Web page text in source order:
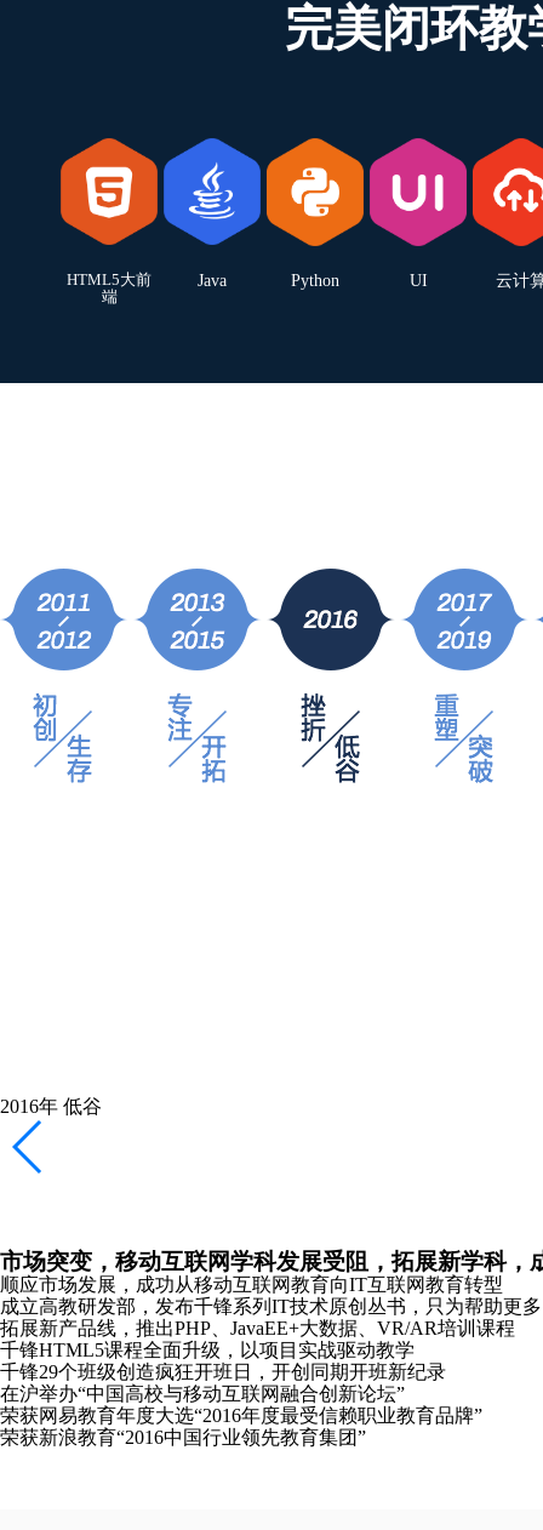
完美闭环
HTML5大前
端
Java Python UI 云计
2018年
2019年崛起
发布教研成果，成立“锋云智慧”高校协同服务品牌，
合肥、沈阳、太原分公司成立
千锋教研院“C-Plus”战略发布会在京成功召开